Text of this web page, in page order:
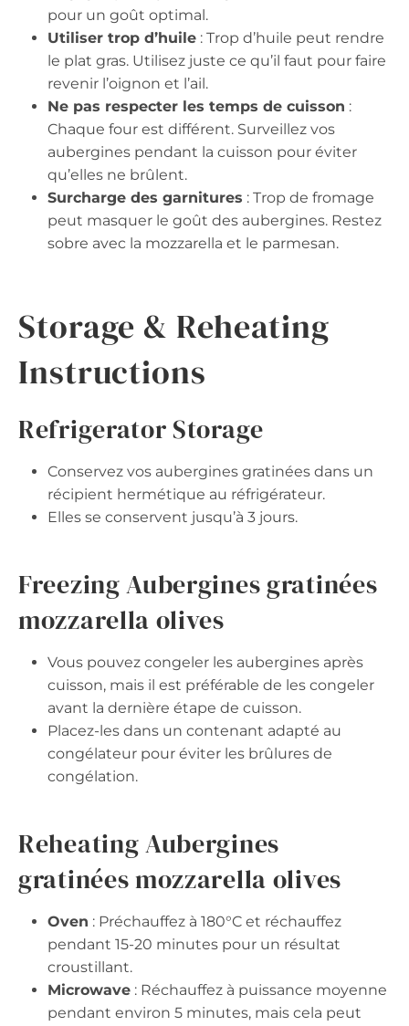
pour un goût optimal.
Utiliser trop d’huile : Trop d’huile peut rendre
le plat gras. Utilisez juste ce qu’il faut pour faire
revenir l’oignon et l’ail.
Ne pas respecter les temps de cuisson :
Chaque four est différent. Surveillez vos
aubergines pendant la cuisson pour éviter
qu’elles ne brûlent.
Surcharge des garnitures : Trop de fromage
peut masquer le goût des aubergines. Restez
sobre avec la mozzarella et le parmesan.
Storage & Reheating
Instructions
Refrigerator Storage
Conservez vos aubergines gratinées dans un
récipient hermétique au réfrigérateur.
Elles se conservent jusqu’à 3 jours.
Freezing Aubergines gratinées
mozzarella olives
Vous pouvez congeler les aubergines après
cuisson, mais il est préférable de les congeler
avant la dernière étape de cuisson.
Placez-les dans un contenant adapté au
congélateur pour éviter les brûlures de
congélation.
Reheating Aubergines
gratinées mozzarella olives
Oven : Préchauffez à 180°C et réchauffez
pendant 15-20 minutes pour un résultat
croustillant.
Microwave : Réchauffez à puissance moyenne
pendant environ 5 minutes, mais cela peut